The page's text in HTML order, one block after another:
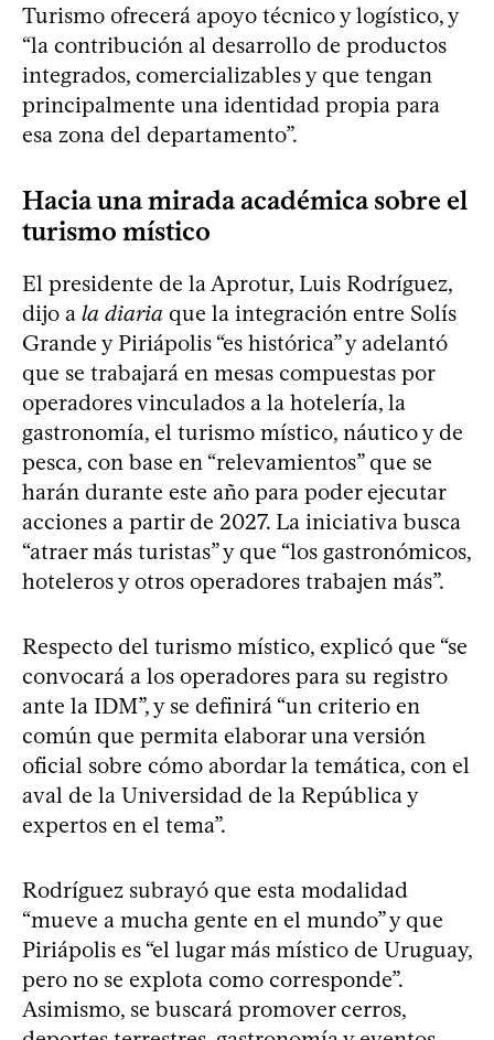
Turismo ofrecerá apoyo técnico y logístico, y
“la contribución al desarrollo de productos
integrados, comercializables y que tengan
principalmente una identidad propia para
esa zona del departamento”.
Hacia una mirada académica sobre el
turismo místico
El presidente de la Aprotur, Luis Rodríguez,
dijo a la diaria que la integración entre Solís
Grande y Piriápolis “es histórica” y adelantó
que se trabajará en mesas compuestas por
operadores vinculados a la hotelería, la
gastronomía, el turismo místico, náutico y de
pesca, con base en “relevamientos” que se
harán durante este año para poder ejecutar
acciones a partir de 2027. La iniciativa busca
“atraer más turistas” y que “los gastronómicos,
hoteleros y otros operadores trabajen más”.
Respecto del turismo místico, explicó que “se
convocará a los operadores para su registro
ante la IDM”, y se definirá “un criterio en
común que permita elaborar una versión
oficial sobre cómo abordar la temática, con el
aval de la Universidad de la República y
expertos en el tema”.
Rodríguez subrayó que esta modalidad
“mueve a mucha gente en el mundo” y que
Piriápolis es “el lugar más místico de Uruguay,
pero no se explota como corresponde”.
Asimismo, se buscará promover cerros,